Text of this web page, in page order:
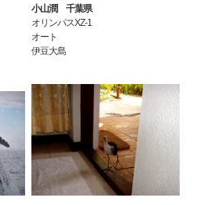
小山潤 千葉県
オリンパスXZ-1
オート
伊豆大島